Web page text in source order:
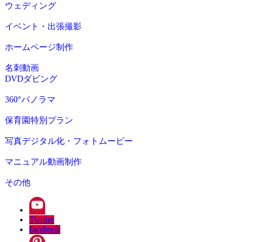
ウェディング
イベント・出張撮影
ホームページ制作
名刺動画
DVDダビング
360°パノラマ
保育園特別プラン
写真デジタル化・フォトムービー
マニュアル動画制作
その他
Twitter
facebook